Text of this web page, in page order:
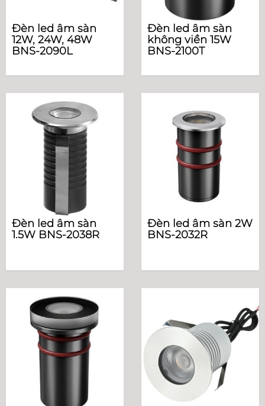
Đèn led âm sàn
12W, 24W, 48W
BNS-2090L
Đèn led âm sàn
không viền 15W
BNS-2100T
Đèn led âm sàn
1.5W BNS-2038R
Đèn led âm sàn 2W
BNS-2032R